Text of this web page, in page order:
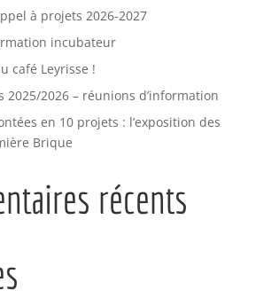
à projets 2026-2027
incubateur
café Leyrisse !
2025/2026 – réunions d’information
en 10 projets : l’exposition des
Brique
récents